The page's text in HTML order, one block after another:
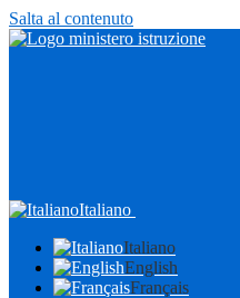
Salta al contenuto
Italiano
Italiano
English
Français